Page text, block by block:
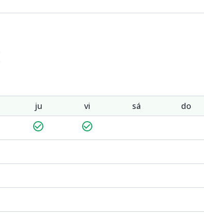
ju vi sá
do
check_circle_outline check_circle_outline